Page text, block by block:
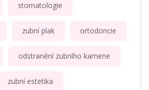
stomatologie
zubní plak ortodoncie
odstranění zubního kamene
zubní estetika